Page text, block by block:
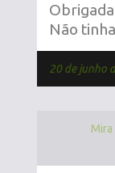
Não
20 de junho
Mira